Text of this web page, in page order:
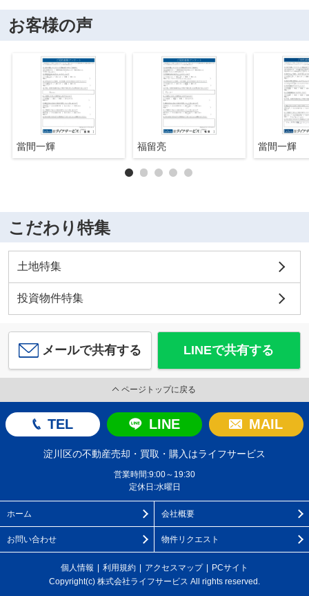
お客様の声
當間一輝 福留亮 當間一輝
こだわり特集
土地特集
投資物件特集
メールで共有する LINEで共有する
ページトップに戻る
TEL LINE MAIL
淀川区の不動産売却・買取・購入はライフサービス
営業時間:9:00～19:30
定休日:水曜日
ホーム 会社概要
お問い合わせ 物件リクエスト
個人情報 利用規約 アクセスマップ
PCサイト
Copyright(c) 株式会社ライフサービス All rights reserved.